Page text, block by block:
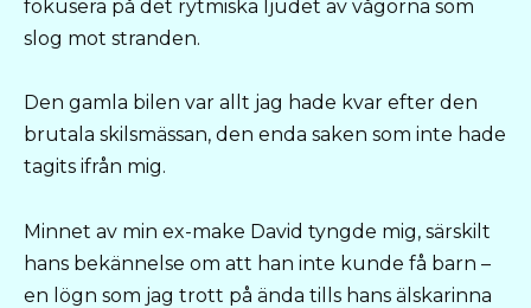
fokusera på det rytmiska ljudet av vågorna som
slog mot stranden.
Den gamla bilen var allt jag hade kvar efter den
brutala skilsmässan, den enda saken som inte hade
tagits ifrån mig.
Minnet av min ex-make David tyngde mig, särskilt
hans bekännelse om att han inte kunde få barn –
en lögn som jag trott på ända tills hans älskarinna